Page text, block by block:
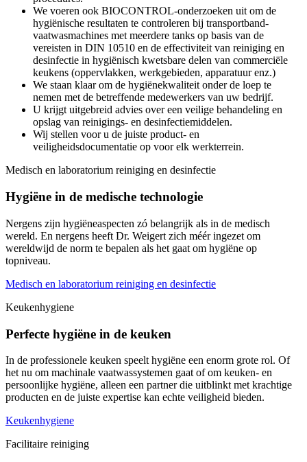
We voeren ook BIOCONTROL-onderzoeken uit om de
hygiënische resultaten te controleren bij transportband-
vaatwasmachines met meerdere tanks op basis van de
vereisten in DIN 10510 en de effectiviteit van reiniging en
desinfectie in hygiënisch kwetsbare delen van commerciële
keukens (oppervlakken, werkgebieden, apparatuur enz.)
We staan klaar om de hygiënekwaliteit onder de loep te
nemen met de betreffende medewerkers van uw bedrijf.
U krijgt uitgebreid advies over een veilige behandeling en
opslag van reinigings- en desinfectiemiddelen.
Wij stellen voor u de juiste product- en
veiligheidsdocumentatie op voor elk werkterrein.
Medisch en laboratorium reiniging en desinfectie
Hygiëne in de medische technologie
Nergens zijn hygiëneaspecten zó belangrijk als in de medisch
wereld. En nergens heeft Dr. Weigert zich méér ingezet om
wereldwijd de norm te bepalen als het gaat om hygiëne op
topniveau.
Medisch en laboratorium reiniging en desinfectie
Keukenhygiene
Perfecte hygiëne in de keuken
In de professionele keuken speelt hygiëne een enorm grote rol. Of
het nu om machinale vaatwassystemen gaat of om keuken- en
persoonlijke hygiëne, alleen een partner die uitblinkt met krachtige
producten en de juiste expertise kan echte veiligheid bieden.
Keukenhygiene
Facilitaire reiniging